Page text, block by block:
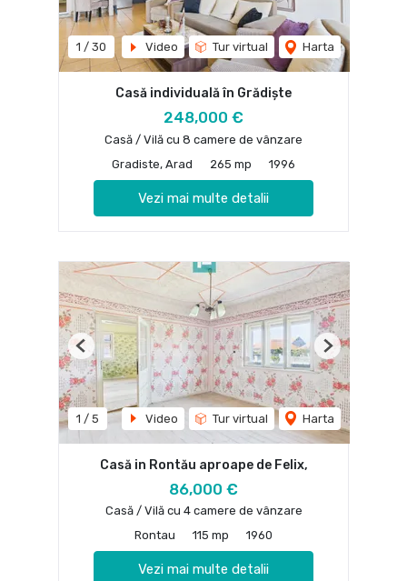
1 / 30 Video Tur virtual Harta
Casă individuală în Grădiște
248,000 €
Casă / Vilă cu 8 camere de vânzare
Gradiste, Arad
265 mp 1996
Vezi mai multe detalii
1 / 5 Video Tur virtual Harta
Previous Next
Casă in Rontău aproape de Felix,
86,000 €
Casă / Vilă cu 4 camere de vânzare
Rontau
115 mp 1960
Vezi mai multe detalii